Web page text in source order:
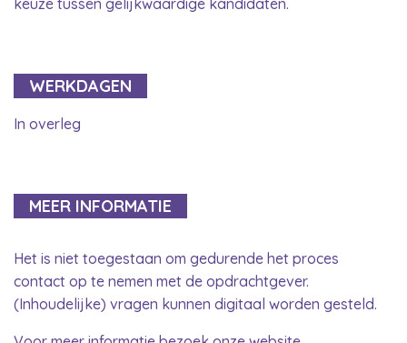
WERKDAGEN
In overleg
MEER INFORMATIE
Het is niet toegestaan om gedurende het proces
contact op te nemen met de opdrachtgever.
(Inhoudelijke) vragen kunnen digitaal worden gesteld.